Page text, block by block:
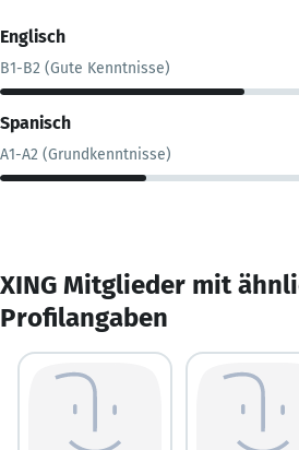
Englisch
B1-B2 (Gute Kenntnisse)
Spanisch
A1-A2 (Grundkenntnisse)
XING Mitglieder mit
Profilangaben